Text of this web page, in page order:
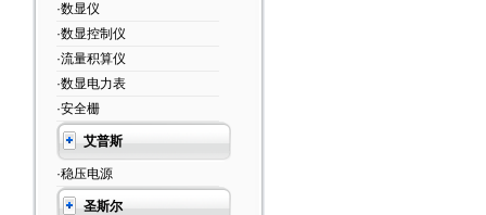
·数显仪
·数显控制仪
·流量积算仪
·数显电力表
·安全栅
艾普斯
·稳压电源
圣斯尔